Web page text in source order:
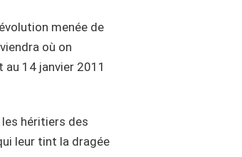
menée de
où on
14 janvier 2011
héritiers des
leur tint la dragée